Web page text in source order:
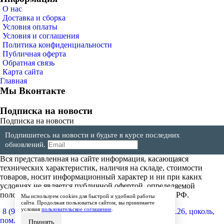
О нас
Доставка и сборка
Условия оплаты
Условия и соглашения
Политика конфиденциальности
Публичная оферта
Обратная связь
Карта сайта
Главная
Мы Вконтакте
Подписка на новости
Подписка на новости
Подпишитесь на новости и будьте в курсе последних
обновлений.
Вся представленная на сайте информация, касающаяся
технических характеристик, наличия на складе, стоимости
товаров, носит информационный характер и ни при каких
условиях не является публичной офертой, определяемой
положениями Статьи 437(2) Гражданского кодекса РФ.
8 (904) 257-64-64 600017, г.Владимир, ул. Мира, д.26, цоколь,
пом.4
Мы используем cookies для быстрой и удобной работы
сайта. Продолжая пользоваться сайтом, вы принимаете
условия пользовательское соглашение
Принять